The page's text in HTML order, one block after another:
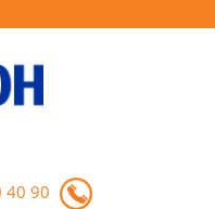
40 90